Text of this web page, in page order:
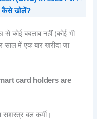
कैसे खोलें?
से कोई बदलाव नहीं (कोई भी
में एक बार खरीदा जा
card holders are
सशस्त्र बल कर्मी।